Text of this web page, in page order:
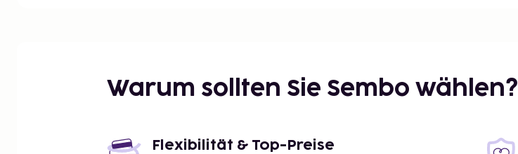
Schloss Rosersberg – 8 km
Rosersbergsbadet – 8,3 km
Medley Vilundabadet – 11,5 km
Warum sollten Sie Sembo wählen?
Flexibilität & Top-Preise